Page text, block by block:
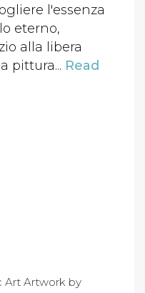
l'essenza
eterno,
alla libera
pittura... Read